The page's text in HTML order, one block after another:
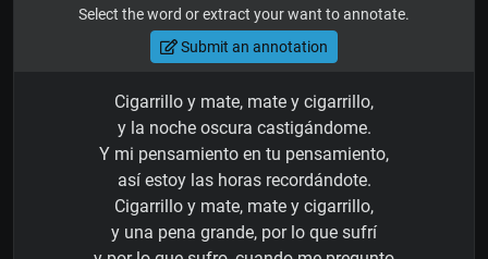
Select the word or extract your want to annotate.
Submit an annotation
Cigarrillo y mate, mate y cigarrillo,
y la noche oscura castigándome.
Y mi pensamiento en tu pensamiento,
así estoy las horas recordándote.
Cigarrillo y mate, mate y cigarrillo,
y una pena grande, por lo que sufrí